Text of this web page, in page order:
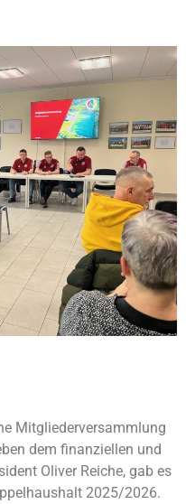
Mitgliederversammlung
dem finanziellen und
Oliver Reiche, gab es
2025/2026.